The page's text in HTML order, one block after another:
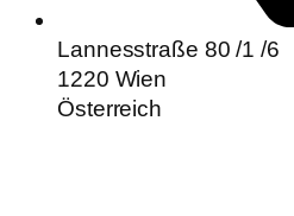
Lannesstraße 80 /1 /6
1220 Wien
Österreich